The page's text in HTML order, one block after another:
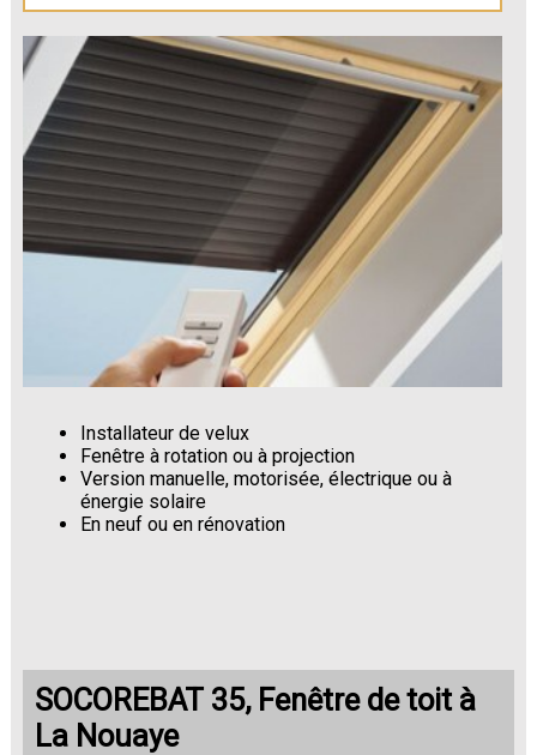
Installateur de velux
Fenêtre à rotation ou à projection
Version manuelle, motorisée, électrique ou à
énergie solaire
En neuf ou en rénovation
SOCOREBAT 35, Fenêtre de toit à
La Nouaye